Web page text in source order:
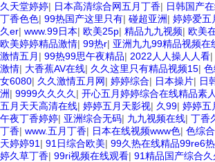
久天堂婷婷| 日本高清综合网五月丁香| 日韩国产
丁香色色| 99热国产这里只有| 碰超亚洲| 婷婷爱五
久er| www.99日本| 欧美25p| 精品九九视频| 欧美
欧美婷婷精品激情| 99热r| 亚洲九九99精品视频在
激情五月 | 99热99思午夜精品| 2022人人操人人看|
激情| 大香蕉AV在线| 久久这里只有精品视频15|
女6080| 久久激情五月网| 婷婷综合| 日本操片| 日
洲| 9999久久久久 | 开心五月婷婷综合在线精品素人
五月天天高清在线| 婷婷五月天影视| 久99| 婷婷五
午夜丁香婷婷| 亚洲综合无码| 九九视频在线| 丁香
丁香| www.五月丁香| 日本在线视频www色| 色综
天婷婷91 | 91日综合欧美| 99久热在线精品99re6热
婷久草丁香| 99ri视频在线观看| 91精品国产综合